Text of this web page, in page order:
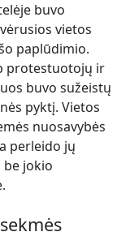
buvo
vietos
paplūdimio.
protestuotojų ir
buvo sužeistų
pyktį. Vietos
nuosavybės
perleido jų
be jokio